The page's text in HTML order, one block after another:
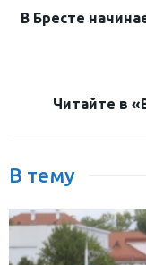
В Бресте
Читайте в
В тему